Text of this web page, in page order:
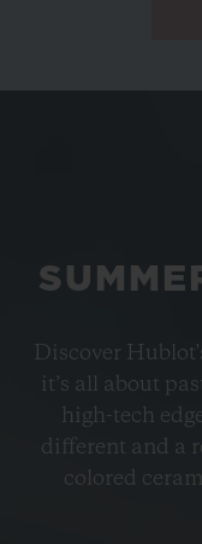
ペトロ―ル
EUR
Discover
it’s all about
high-tech
different and a
colored